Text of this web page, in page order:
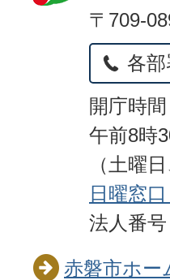
〒709-
各
開庁時
午前8時
（土曜
日曜窓
法人番
赤磐市ホー